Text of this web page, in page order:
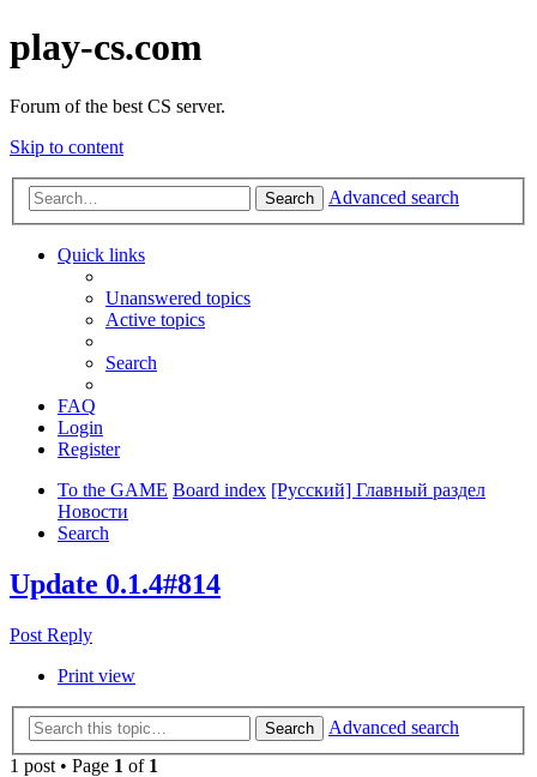
play-cs.com
Forum of the best CS server.
Skip to content
Search Advanced search
Quick links
Unanswered topics
Active topics
Search
FAQ
Login
Register
To the GAME Board index [Русский] Главный раздел
Новости
Search
Update 0.1.4#814
Post Reply
Print view
Search
Advanced search
1 post • Page 1 of 1